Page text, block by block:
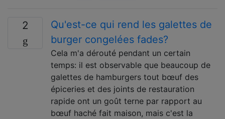
2
Qu'est-ce qui rend les galettes de
burger congelées fades?
Cela m'a dérouté pendant un certain
temps: il est observable que beaucoup de
galettes de hamburgers tout bœuf des
épiceries et des joints de restauration
rapide ont un goût terne par rapport au
bœuf haché fait maison, mais c'est la